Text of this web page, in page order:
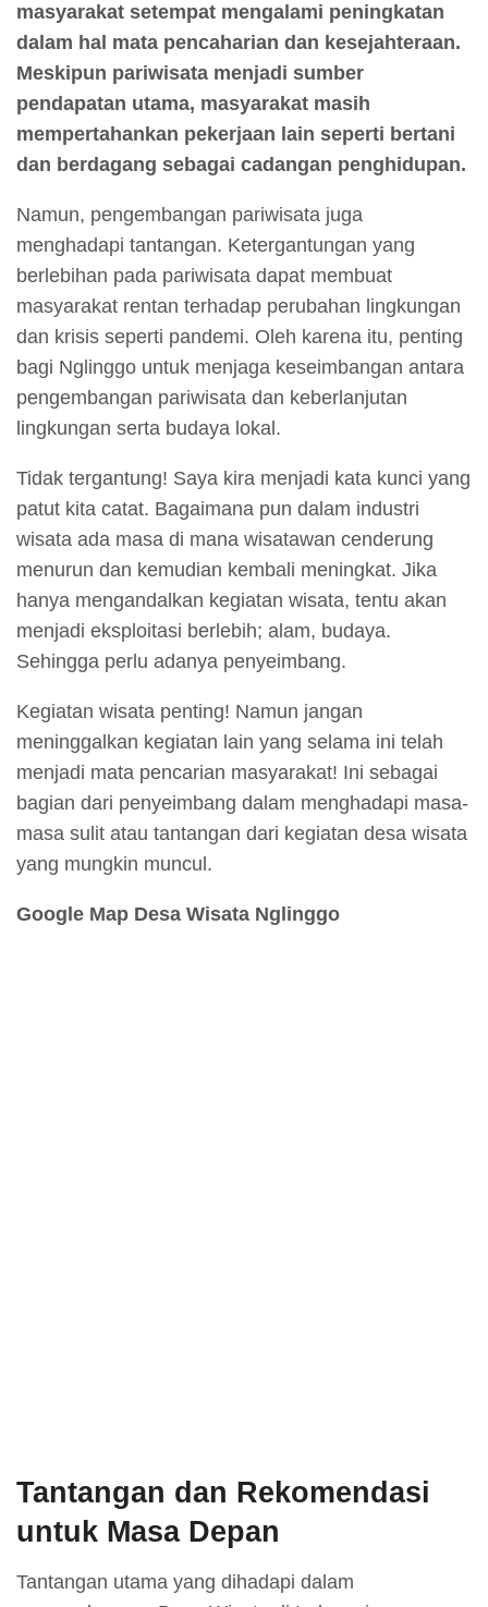
masyarakat setempat mengalami peningkatan
dalam hal mata pencaharian dan kesejahteraan.
Meskipun pariwisata menjadi sumber
pendapatan utama, masyarakat masih
mempertahankan pekerjaan lain seperti bertani
dan berdagang sebagai cadangan penghidupan.
Namun, pengembangan pariwisata juga
menghadapi tantangan. Ketergantungan yang
berlebihan pada pariwisata dapat membuat
masyarakat rentan terhadap perubahan lingkungan
dan krisis seperti pandemi. Oleh karena itu, penting
bagi Nglinggo untuk menjaga keseimbangan antara
pengembangan pariwisata dan keberlanjutan
lingkungan serta budaya lokal.
Tidak tergantung! Saya kira menjadi kata kunci yang
patut kita catat. Bagaimana pun dalam industri
wisata ada masa di mana wisatawan cenderung
menurun dan kemudian kembali meningkat. Jika
hanya mengandalkan kegiatan wisata, tentu akan
menjadi eksploitasi berlebih; alam, budaya.
Sehingga perlu adanya penyeimbang.
Kegiatan wisata penting! Namun jangan
meninggalkan kegiatan lain yang selama ini telah
menjadi mata pencarian masyarakat! Ini sebagai
bagian dari penyeimbang dalam menghadapi masa-
masa sulit atau tantangan dari kegiatan desa wisata
yang mungkin muncul.
Google Map Desa Wisata Nglinggo
Tantangan dan Rekomendasi
untuk Masa Depan
Tantangan utama yang dihadapi dalam